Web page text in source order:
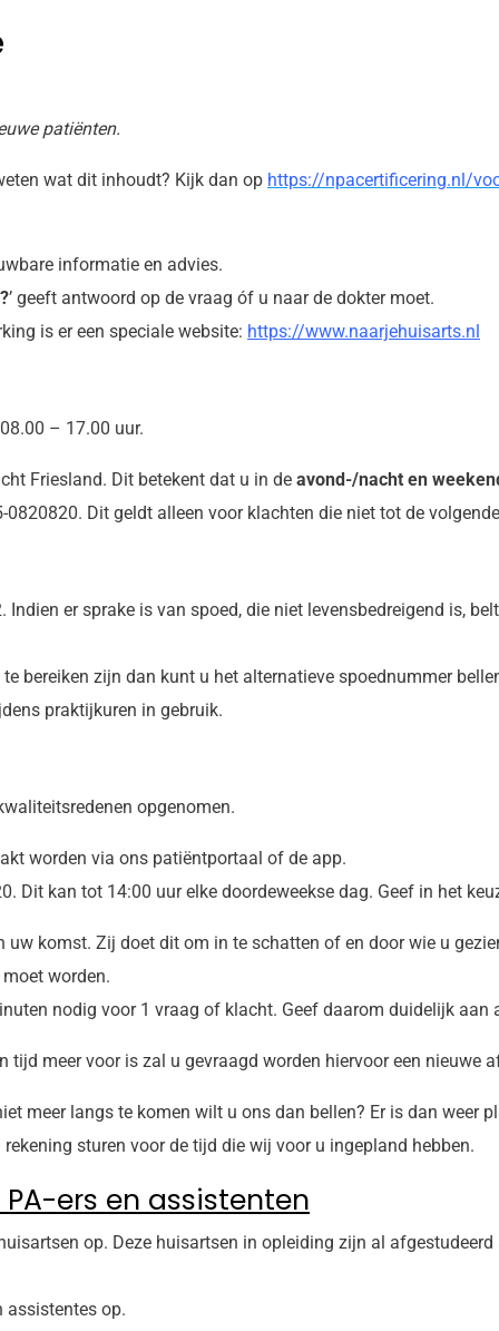
patiënten.
wat dit inhoudt? Kijk dan op https://npacertificering.nl/
informatie en advies.
’ geeft antwoord op de vraag óf u naar de dokter moet.
is er een speciale website: https://www.naarjehuisarts.nl
– 17.00 uur.
Friesland. Dit betekent dat u in de avond-/nacht en
Dit geldt alleen voor klachten die niet tot de
er sprake is van spoed, die niet levensbedreigend is,
bereiken zijn dan kunt u het alternatieve spoednummer
praktijkuren in gebruik.
opgenomen.
worden via ons patiëntportaal of de app.
Dit kan tot 14:00 uur elke doordeweekse dag. Geef in het
uw komst. Zij doet dit om in te schatten of en door wie u
worden.
nodig voor 1 vraag of klacht. Geef daarom duidelijk aan
tijd meer voor is zal u gevraagd worden hiervoor een nieuwe
meer langs te komen wilt u ons dan bellen? Er is dan weer
sturen voor de tijd die wij voor u ingepland hebben.
ers en assistenten
op. Deze huisartsen in opleiding zijn al
assistentes op.